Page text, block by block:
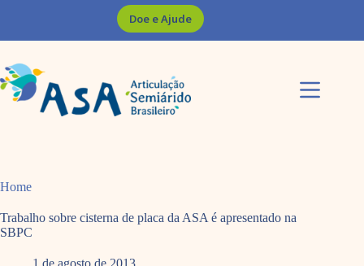
Doe e Ajude
Home
Trabalho sobre cisterna de placa da ASA é apresentado na
SBPC